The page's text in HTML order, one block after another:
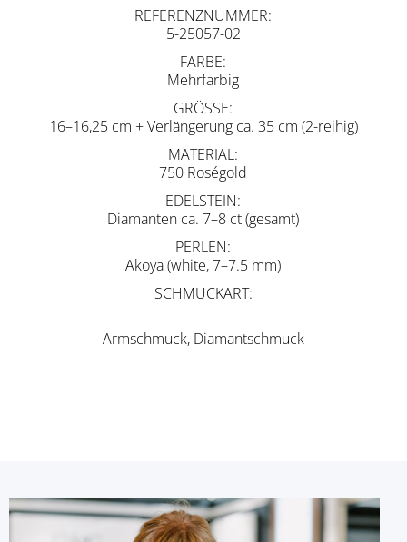
REFERENZNUMMER
5-25057-02
FARBE
Mehrfarbig
GRÖSSE
16–16,25 cm + Verlängerung ca. 35 cm (2-reihig)
MATERIAL
750 Roségold
EDELSTEIN
Diamanten ca. 7–8 ct (gesamt)
PERLEN
Akoya (white, 7–7.5 mm)
SCHMUCKART
Armschmuck, Diamantschmuck